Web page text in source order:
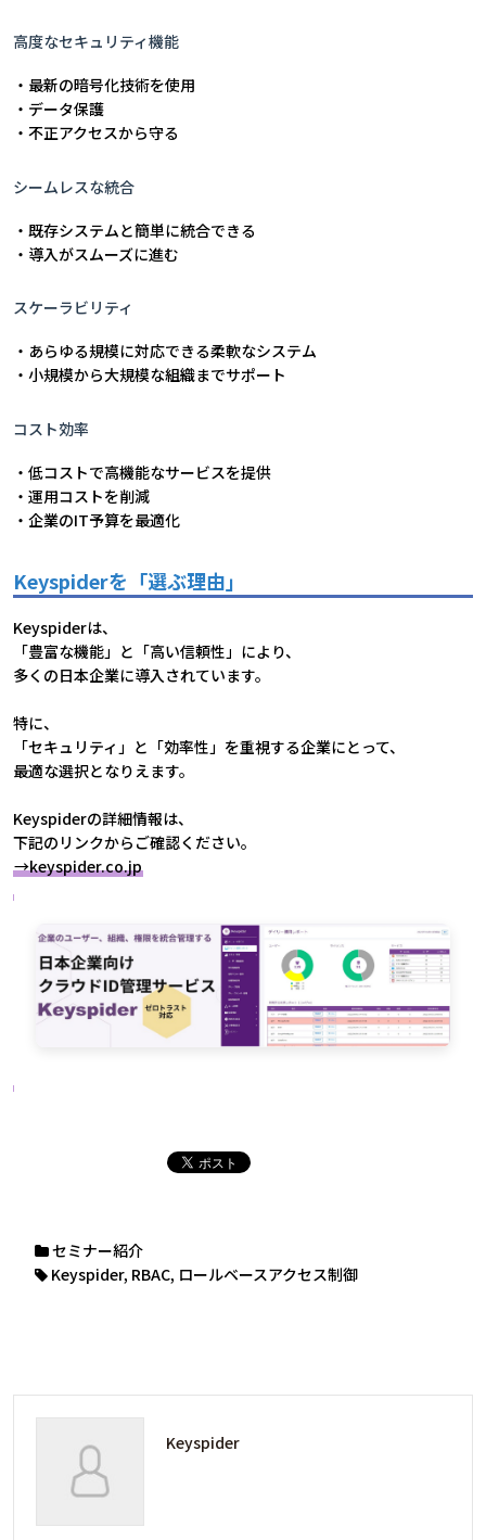
高度なセキュリティ機能
・最新の暗号化技術を使用
・データ保護
・不正アクセスから守る
シームレスな統合
・既存システムと簡単に統合できる
・導入がスムーズに進む
スケーラビリティ
・あらゆる規模に対応できる柔軟なシステム
・小規模から大規模な組織までサポート
コスト効率
・低コストで高機能なサービスを提供
・運用コストを削減
・企業のIT予算を最適化
Keyspiderを「選ぶ理由」
Keyspiderは、
「豊富な機能」と「高い信頼性」により、
多くの日本企業に導入されています。
特に、
「セキュリティ」と「効率性」を重視する企業にとって、
最適な選択となりえます。
Keyspiderの詳細情報は、
下記のリンクからご確認ください。
→keyspider.co.jp
セミナー紹介
Keyspider, RBAC, ロールベースアクセス制御
Keyspider